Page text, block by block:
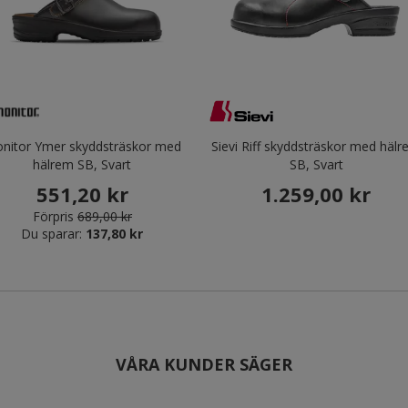
Ymer skyddsträskor med
hälrem SB, Svart
551,20 kr
Förpris 689,00 kr
Du sparar: 137,80 kr
Sievi Riff skyddsträskor med
SB, Svart
1.259,00 kr
VÅRA KUNDER SÄGER